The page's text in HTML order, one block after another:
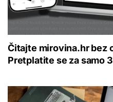
Čitajte mirovina.hr bez
Pretplatite se za samo